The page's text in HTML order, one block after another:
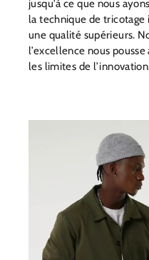
jusqu'à ce que nous
la technique de
une qualité supérieurs.
l’excellence nous
les limites de